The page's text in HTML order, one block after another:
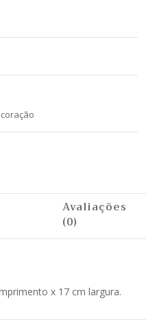
Avaliações
(0)
x 17 cm largura.